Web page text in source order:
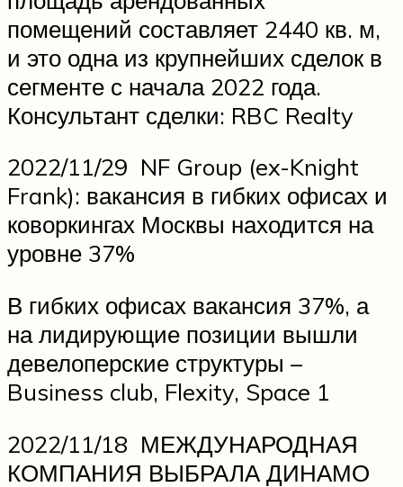
помещений составляет 2440 кв. м,
и это одна из крупнейших сделок в
сегменте с начала 2022 года.
Консультант сделки: RBC Realty
2022/11/29 NF Group (ex-Knight
Frank): вакансия в гибких офисах и
коворкингах Москвы находится на
уровне 37%
В гибких офисах вакансия 37%, а
на лидирующие позиции вышли
девелоперские структуры –
Business club, Flexity, Space 1
2022/11/18 МЕЖДУНАРОДНАЯ
КОМПАНИЯ ВЫБРАЛА ДИНАМО